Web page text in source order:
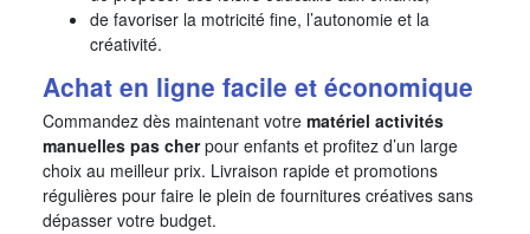
de favoriser la motricité fine, l’autonomie et la
créativité.
Achat en ligne facile et économique
Commandez dès maintenant votre matériel activités
manuelles pas cherpour enfants et profitez d’un large
choix au meilleur prix. Livraison rapide et promotions
régulières pour faire le plein de fournitures créatives sans
dépasser votre budget.